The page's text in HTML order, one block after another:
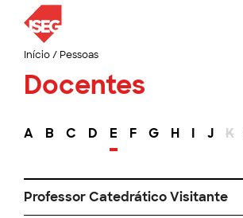
Início/ Pessoas
Docentes
A B C D E F G H I J K
Professor Catedrático Visitante